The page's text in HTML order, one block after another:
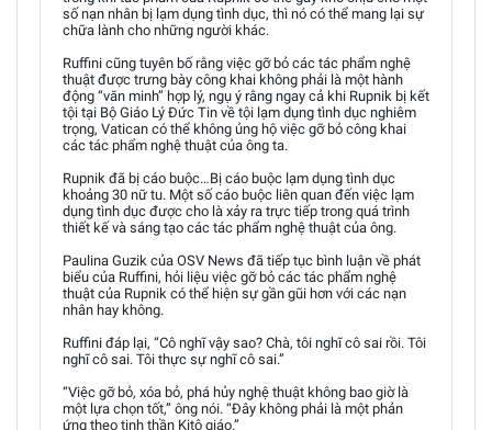
số nạn nhân bị lạm dụng tình dục, thì nó có thể mang lại sự
chữa lành cho những người khác.
Ruffini cũng tuyên bố rằng việc gỡ bỏ các tác phẩm nghệ
thuật được trưng bày công khai không phải là một hành
động “văn minh” hợp lý, ngụ ý rằng ngay cả khi Rupnik bị kết
tội tại Bộ Giáo Lý Đức Tin về tội lạm dụng tình dục nghiêm
trọng, Vatican có thể không ủng hộ việc gỡ bỏ công khai
các tác phẩm nghệ thuật của ông ta.
Rupnik đã bị cáo buộc…Bị cáo buộc lạm dụng tình dục
khoảng 30 nữ tu. Một số cáo buộc liên quan đến việc lạm
dụng tình dục được cho là xảy ra trực tiếp trong quá trình
thiết kế và sáng tạo các tác phẩm nghệ thuật của ông.
Paulina Guzik của OSV News đã tiếp tục bình luận về phát
biểu của Ruffini, hỏi liệu việc gỡ bỏ các tác phẩm nghệ
thuật của Rupnik có thể hiện sự gần gũi hơn với các nạn
nhân hay không.
Ruffini đáp lại, “Cô nghĩ vậy sao? Chà, tôi nghĩ cô sai rồi. Tôi
nghĩ cô sai. Tôi thực sự nghĩ cô sai.”
“Việc gỡ bỏ, xóa bỏ, phá hủy nghệ thuật không bao giờ là
một lựa chọn tốt,” ông nói. “Đây không phải là một phản
ứng theo tinh thần Kitô giáo.”